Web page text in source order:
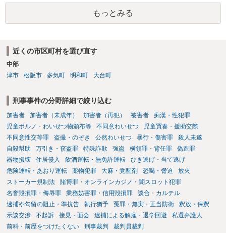
害者の経済的損害の回復として有利に斟酌されます。 また、前科前歴
を有しないことも、規範意識が鈍磨しきっているとまでは言えず、有
利な点です。 その他、家族の監督等の情状証拠を適切に提出すること
もっとみる
近くの市区町村を選び直す
中部
津市
松阪市 多気町 明和町 大台町
刑事事件の分野詳細で絞り込む
加害者 加害者（未成年） 加害者（再犯） 被害者
痴漢・性犯罪
児童ポルノ・わいせつ物頒布等
不同意わいせつ
児童買春・援助交際
不同意性交等罪
盗撮・のぞき 公然わいせつ 暴行・傷害罪
殺人未遂
自殺幇助
万引き・窃盗罪 特殊詐欺 強盗 横領罪・背任罪
偽造罪
器物損壊
住居侵入 飲酒運転・無免許運転
ひき逃げ・当て逃げ
危険運転・あおり運転
薬物犯罪 大麻・覚醒剤 恐喝・脅迫
放火
ストーカー規制法
賭博罪・オンラインカジノ・闇スロット犯罪
名誉毀損罪・侮辱罪
業務妨害罪・信用毀損罪
談合・カルテル
逮捕や勾留の阻止・準抗告
執行猶予 冤罪・無実・正当防衛
釈放・保釈
示談交渉
不起訴 接見・面会 逮捕による解雇・退学回避
私選弁護人
前科・前歴をつけたくない
刑事裁判 裁判員裁判